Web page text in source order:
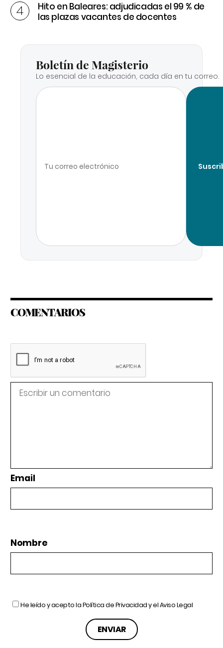
Hito en Baleares: adjudicadas el 99 % de
las plazas vacantes de docentes
Boletín de Magisterio
Lo esencial de la educación, cada día en tu correo.
COMENTARIOS
Email
Nombre
He leído y acepto laPolítica de Privacidady elAviso Legal